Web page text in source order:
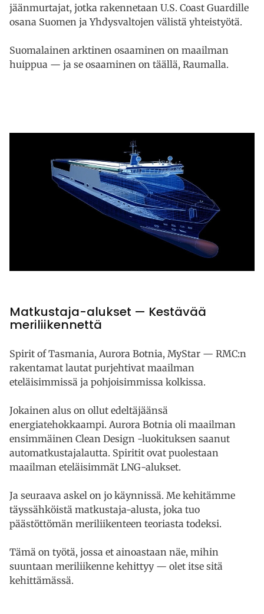
jäänmurtajat, jotka rakennetaan U.S. Coast Guardille
osana Suomen ja Yhdysvaltojen välistä yhteistyötä.
Suomalainen arktinen osaaminen on maailman
huippua — ja se osaaminen on täällä, Raumalla.
Matkustaja-alukset — Kestävää
meriliikennettä
Spirit of Tasmania, Aurora Botnia, MyStar — RMC:n
rakentamat lautat purjehtivat maailman
eteläisimmissä ja pohjoisimmissa kolkissa.
Jokainen alus on ollut edeltäjäänsä
energiatehokkaampi. Aurora Botnia oli maailman
ensimmäinen Clean Design -luokituksen saanut
automatkustajalautta. Spiritit ovat puolestaan
maailman eteläisimmät LNG-alukset.
Ja seuraava askel on jo käynnissä. Me kehitämme
täyssähköistä matkustaja-alusta, joka tuo
päästöttömän meriliikenteen teoriasta todeksi.
Tämä on työtä, jossa et ainoastaan näe, mihin
suuntaan meriliikenne kehittyy — olet itse sitä
kehittämässä.